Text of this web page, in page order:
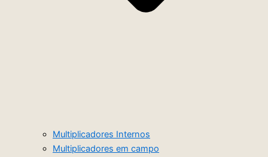
Multiplicadores Internos
Multiplicadores em campo